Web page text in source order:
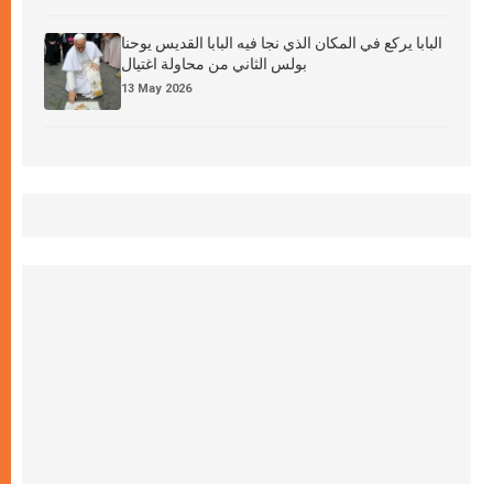
البابا يركع في المكان الذي نجا فيه البابا القديس يوحنا
بولس الثاني من محاولة اغتيال
13 May 2026